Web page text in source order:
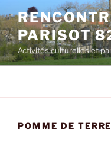
au
contenu
principal
PARISOT
Activités culturelles et
POMME DE